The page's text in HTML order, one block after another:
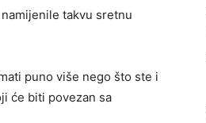
takvu sretnu
puno više nego što ste i
će biti povezan sa